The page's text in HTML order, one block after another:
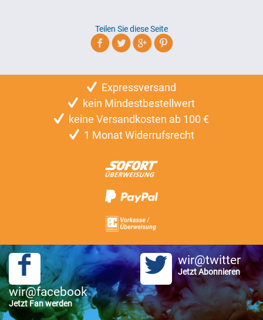
Teilen Sie diese Seite
Expressversand
kein Mindestbestellwert
keine Versandkosten ab 100 €
1 Monat Widerrufsrecht
wir@facebook
Jetzt Fan werden
wir@twitter
Jetzt Abonnieren